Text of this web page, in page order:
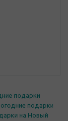
подарки
подарки
на Новый